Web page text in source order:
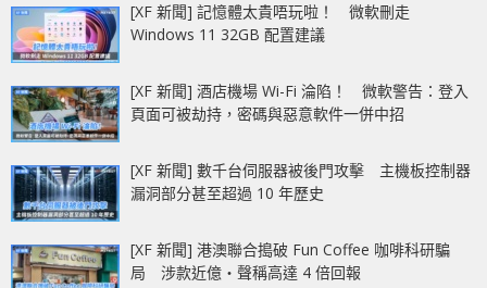
[XF 新聞] 記憶體太貴唔玩啦！ 微軟刪走
Windows 11 32GB 配置建議
[XF 新聞] 酒店機場 Wi-Fi 淪陷！ 微軟警告：登入
頁面可被劫持，密碼與惡意軟件一併中招
[XF 新聞] 數千台伺服器被後門攻擊 主機板控制器
漏洞部分甚至超過 10 年歷史
[XF 新聞] 港澳聯合搗破 Fun Coffee 咖啡科研騙
局 涉款近億‧聲稱高達 4 倍回報